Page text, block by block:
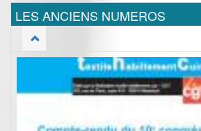
LES ANCIENS NUMEROS